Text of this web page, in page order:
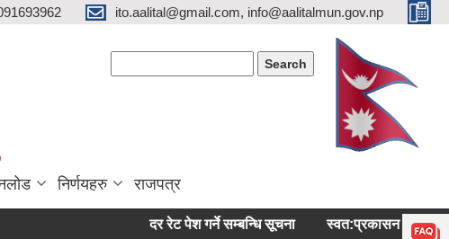
ito.aalital@gmail.com, info@aalitalmun.gov.np
निर्णयहरु राजपत्र
दर रेट पेश गर्ने सम्बन्धि सूचना स्वत:प्रकासन (बैशाख-अषाढ)